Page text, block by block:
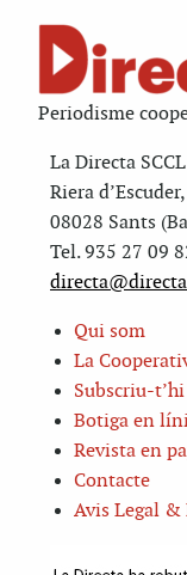
Periodisme
La Directa SCCL
Riera
08028 Sants
Tel. 935 27 09
Qui som
La
Subscriu-t’hi
Botiga en
Revista en
Contacte
Avis Legal &